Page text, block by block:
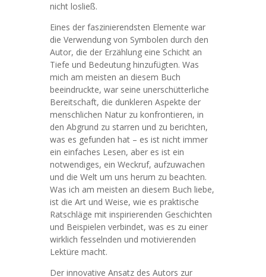
nicht losließ.
Eines der faszinierendsten Elemente war
die Verwendung von Symbolen durch den
Autor, die der Erzählung eine Schicht an
Tiefe und Bedeutung hinzufügten. Was
mich am meisten an diesem Buch
beeindruckte, war seine unerschütterliche
Bereitschaft, die dunkleren Aspekte der
menschlichen Natur zu konfrontieren, in
den Abgrund zu starren und zu berichten,
was es gefunden hat – es ist nicht immer
ein einfaches Lesen, aber es ist ein
notwendiges, ein Weckruf, aufzuwachen
und die Welt um uns herum zu beachten.
Was ich am meisten an diesem Buch liebe,
ist die Art und Weise, wie es praktische
Ratschläge mit inspirierenden Geschichten
und Beispielen verbindet, was es zu einer
wirklich fesselnden und motivierenden
Lektüre macht.
Der innovative Ansatz des Autors zur